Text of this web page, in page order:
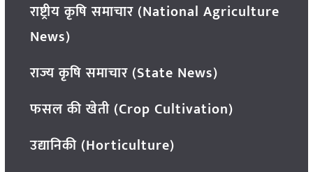
राष्ट्रीय कृषि समाचार (National Agriculture
News)
राज्य कृषि समाचार (State News)
फसल की खेती (Crop Cultivation)
उद्यानिकी (Horticulture)